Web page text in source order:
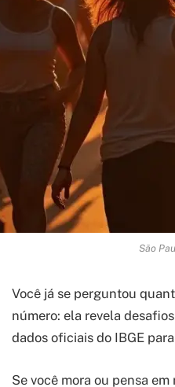
São
Você já se perguntou
número: ela revela
dados oficiais do IBGE
Se você mora ou pensa